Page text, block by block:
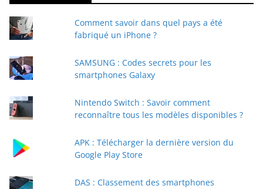
r
e
e
a
i
Comment savoir dans quel pays a été
fabriqué un iPhone ?
SAMSUNG : Codes secrets pour les
smartphones Galaxy
Nintendo Switch : Savoir comment
reconnaître tous les modèles disponibles ?
APK : Télécharger la dernière version du
Google Play Store
DAS : Classement des smartphones